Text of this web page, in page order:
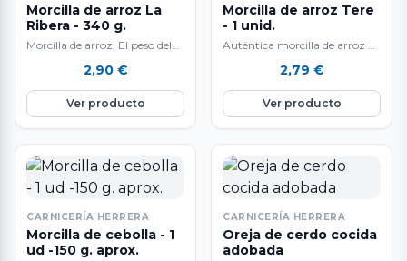
Morcilla de arroz La
Ribera - 340 g.
Morcilla de arroz. El peso del
puede variar en función de…
2,90 €
Ver producto
Morcilla de arroz Tere
- 1 unid.
Auténtica morcilla de arroz de
por unidades de 340…
2,79 €
Ver producto
CARNICERÍA HERRERA
Morcilla de cebolla - 1
ud -150 g. aprox.
CARNICERÍA HERRERA
Oreja de cerdo cocida
adobada